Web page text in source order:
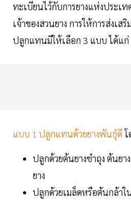
ทะเบียนไว้กับการยางแห่งประเ
เจ้าของสวนยาง การให้การส่งเ
ปลูกแทนมีให้เลือก 3 แบบ ได้แก่
แบบ 1 ปลูกแทนด้วยยางพันธุ์ดี
ปลูกด้วยต้นยางชำถุง ต้นยา
ยาง
ปลูกด้วยเมล็ดหรือต้นกล้าใ